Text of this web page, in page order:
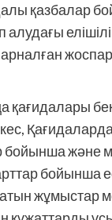
қазбалар
және
бойынша
жұмыстар